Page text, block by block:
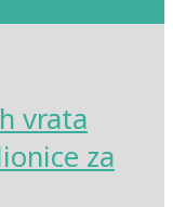
vrata
za